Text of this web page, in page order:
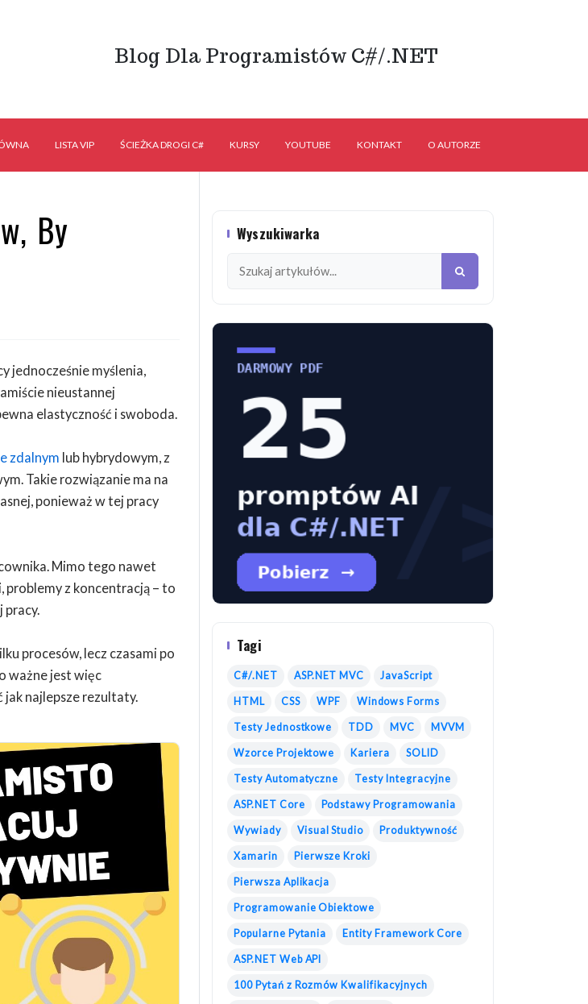
Blog Dla Programistów C#/.NET
LISTA VIP ŚCIEŻKA DROGI C# KURSY YOUTUBE KONTAKT O AUTORZE
By
jednocześnie myślenia,
nieustannej
elastyczność i swoboda.
zdalnym lub hybrydowym, z
Takie rozwiązanie ma na
ponieważ w tej pracy
Mimo tego nawet
problemy z koncentracją – to
pracy.
procesów, lecz czasami po
ważne jest więc
jak najlepsze rezultaty.
Wyszukiwarka
Tagi
C#/.NET ASP.NET MVC JavaScript
HTML CSS WPF Windows Forms
Testy Jednostkowe TDD MVC MVVM
Wzorce Projektowe Kariera SOLID
Testy Automatyczne Testy Integracyjne
ASP.NET Core Podstawy Programowania
Wywiady Visual Studio Produktywność
Xamarin Pierwsze Kroki
Pierwsza Aplikacja
Programowanie Obiektowe
Popularne Pytania Entity Framework Core
ASP.NET Web API
100 Pytań z Rozmów Kwalifikacyjnych